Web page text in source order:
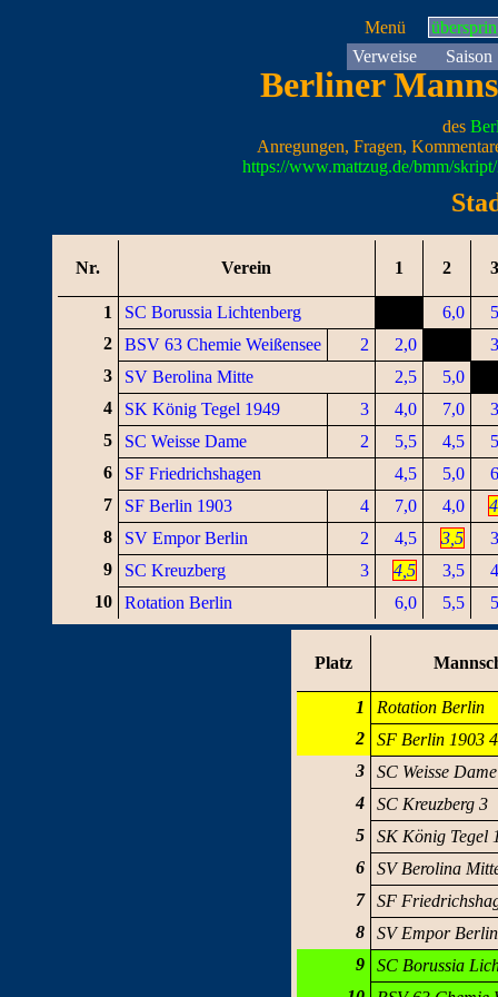
Menü
Verweise
Saison
Berliner
des
Anregungen, Fragen,
https://www.mattzug.de/bmm/
Nr. Verein 1 2 3
1 SC Borussia Lichtenberg 6,0
2
BSV 63 Chemie Weißensee 2 2,0
3
SV Berolina Mitte 2,5
5,0
4
SK König Tegel 1949 3 4,0 7,0
5
SC Weisse Dame 2 5,5 4,5
6
SF Friedrichshagen 4,5 5,0
7
SF Berlin 1903 4 7,0 4,0
8
SV Empor Berlin 2 4,5 3,5
9
SC Kreuzberg 3 4,5 3,5
10
Rotation Berlin 6,0 5,5
Platz
1
Rotation Berlin
2
SF Berlin 1903 4
3
SC Weisse
4
SC Kreuzberg 3
5
SK König Tegel
6
SV Berolina
7
SF
8
SV Empor
9
SC Borussia